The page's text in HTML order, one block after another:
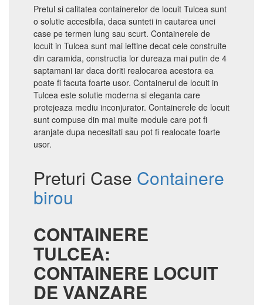
Pretul si calitatea containerelor de locuit Tulcea sunt
o solutie accesibila, daca sunteti in cautarea unei
case pe termen lung sau scurt. Containerele de
locuit in Tulcea sunt mai ieftine decat cele construite
din caramida, constructia lor dureaza mai putin de 4
saptamani iar daca doriti realocarea acestora ea
poate fi facuta foarte usor. Containerul de locuit in
Tulcea este solutie moderna si eleganta care
protejeaza mediu inconjurator. Containerele de locuit
sunt compuse din mai multe module care pot fi
aranjate dupa necesitati sau pot fi realocate foarte
usor.
Preturi Case Containere
birou
CONTAINERE
TULCEA:
CONTAINERE LOCUIT
DE VANZARE